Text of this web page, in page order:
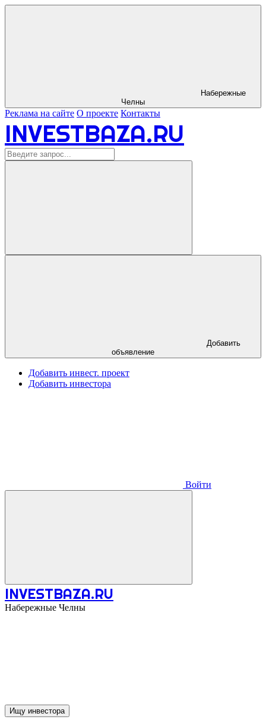
Челны
Реклама на сайте О проекте Контакты
INVESTBAZA.RU
объявление
Добавить инвест. проект
Добавить инвестора
Войти
INVESTBAZA.RU
Набережные Челны
Ищу инвестора